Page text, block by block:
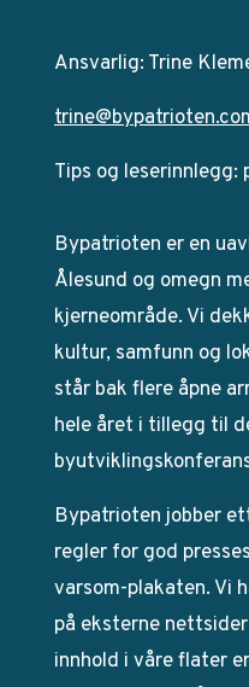
Ansvarlig: Trine
Tips og leserinnlegg:
Bypatrioten er en
Ålesund og omegn
kjerneområde. Vi
kultur, samfunn og
står bak flere åpne
hele året i tillegg til
Bypatrioten jobber
regler for god
varsom-plakaten. Vi
på eksterne
innhold i våre flater